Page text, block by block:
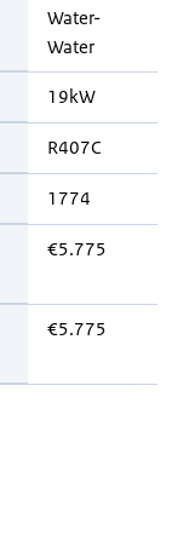
Water-
Water
19kW
R407C
1774
€5.775
€5.775